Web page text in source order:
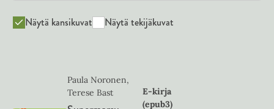
Näytä kansikuvat Näytä tekijäkuvat
Paula Noronen,
Terese Bast
E-kirja
(epub3)